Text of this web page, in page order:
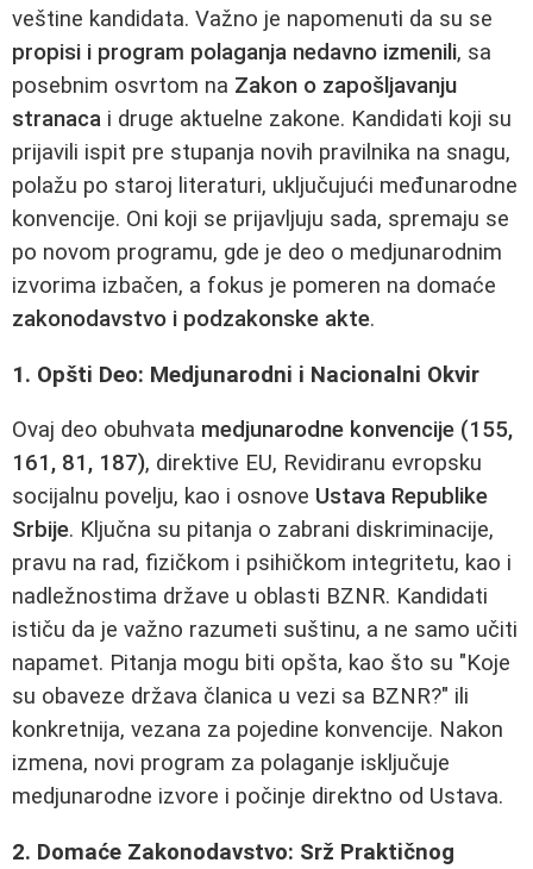
veštine kandidata. Važno je napomenuti da su se
propisi i program polaganja nedavno izmenili, sa
posebnim osvrtom na Zakon o zapošljavanju
stranaca i druge aktuelne zakone. Kandidati koji su
prijavili ispit pre stupanja novih pravilnika na snagu,
polažu po staroj literaturi, uključujući međunarodne
konvencije. Oni koji se prijavljuju sada, spremaju se
po novom programu, gde je deo o medjunarodnim
izvorima izbačen, a fokus je pomeren na domaće
zakonodavstvo i podzakonske akte.
1. Opšti Deo: Medjunarodni i Nacionalni Okvir
Ovaj deo obuhvata medjunarodne konvencije (155,
161, 81, 187), direktive EU, Revidiranu evropsku
socijalnu povelju, kao i osnove Ustava Republike
Srbije. Ključna su pitanja o zabrani diskriminacije,
pravu na rad, fizičkom i psihičkom integritetu, kao i
nadležnostima države u oblasti BZNR. Kandidati
ističu da je važno razumeti suštinu, a ne samo učiti
napamet. Pitanja mogu biti opšta, kao što su "Koje
su obaveze država članica u vezi sa BZNR?" ili
konkretnija, vezana za pojedine konvencije. Nakon
izmena, novi program za polaganje isključuje
medjunarodne izvore i počinje direktno od Ustava.
2. Domaće Zakonodavstvo: Srž Praktičnog